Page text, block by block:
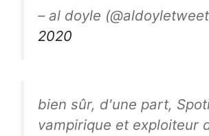
– al doyle
2020
bien sûr, d'une part,
vampirique et exploiteur